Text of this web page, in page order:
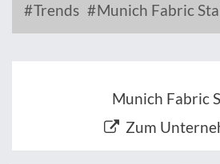
Trends
Munich Fabric
Munich Fabric
Zum